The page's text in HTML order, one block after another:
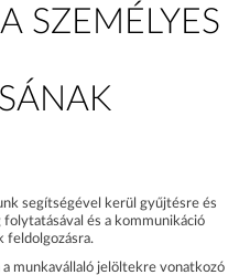
SZEMÉLYES
segítségével kerül gyűjtésre és
és a kommunikáció
feldolgozásra.
munkavállaló jelöltekre vonatkozó